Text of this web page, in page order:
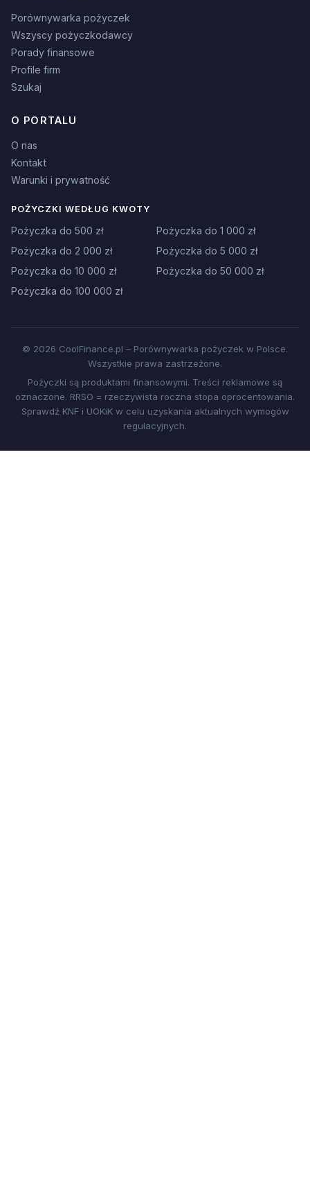
Porównywarka pożyczek
Wszyscy pożyczkodawcy
Porady finansowe
Profile firm
Szukaj
O PORTALU
O nas
Kontakt
Warunki i prywatność
POŻYCZKI WEDŁUG KWOTY
Pożyczka do 500 zł
Pożyczka do 1 000 zł
Pożyczka do 2 000 zł
Pożyczka do 5 000 zł
Pożyczka do 10 000 zł
Pożyczka do 50 000 zł
Pożyczka do 100 000 zł
© 2026 CoolFinance.pl – Porównywarka pożyczek w Polsce.
Wszystkie prawa zastrzeżone.
Pożyczki są produktami finansowymi. Treści reklamowe są
oznaczone. RRSO = rzeczywista roczna stopa oprocentowania.
Sprawdź KNF i UOKiK w celu uzyskania aktualnych wymogów
regulacyjnych.